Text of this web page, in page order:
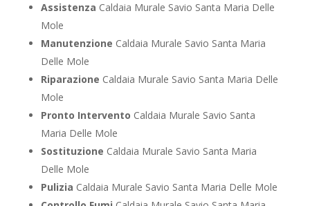
Assistenza Caldaia Murale Savio Santa Maria Delle
Mole
Manutenzione Caldaia Murale Savio Santa Maria
Delle Mole
Riparazione Caldaia Murale Savio Santa Maria Delle
Mole
Pronto Intervento Caldaia Murale Savio Santa
Maria Delle Mole
Sostituzione Caldaia Murale Savio Santa Maria
Delle Mole
Pulizia Caldaia Murale Savio Santa Maria Delle Mole